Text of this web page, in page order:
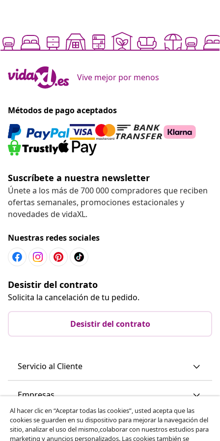
Vive mejor por menos
Métodos de pago aceptados
Suscríbete a nuestra newsletter
Únete a los más de 700 000 compradores que reciben
ofertas semanales, promociones estacionales y
novedades de vidaXL.
Nuestras redes sociales
Desistir del contrato
Solicita la cancelación de tu pedido.
Desistir del contrato
Servicio al Cliente
Empresas
vidaXL
Al hacer clic en “Aceptar todas las cookies”, usted acepta que las
cookies se guarden en su dispositivo para mejorar la navegación del
sitio, analizar el uso del mismo,colaborar con nuestros estudios para
marketing y anuncios personalizados. Las cookies también se